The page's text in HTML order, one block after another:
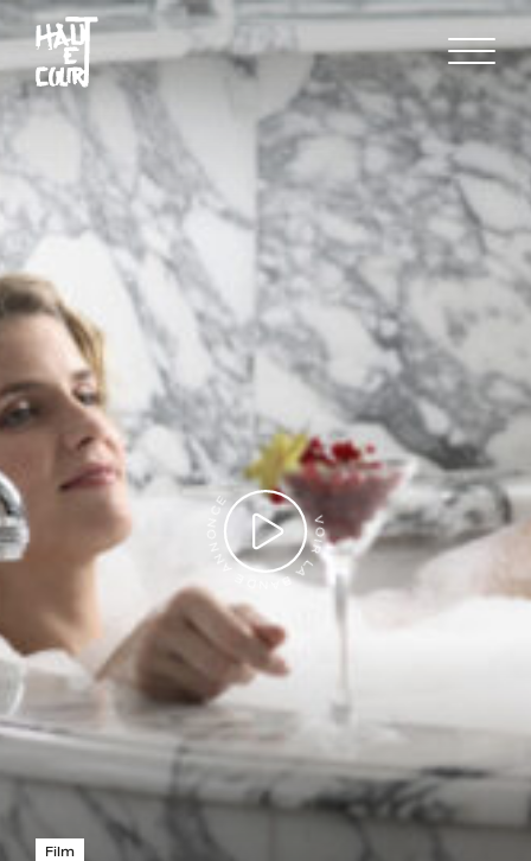
FR EN
Film
VOIR LA BANDE ANNONCE